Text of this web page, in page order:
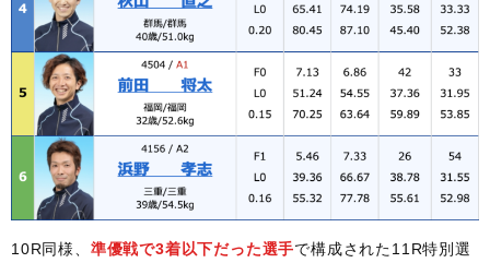
10R同様、 準優戦で3着以下だった選手で構成された11R特別選